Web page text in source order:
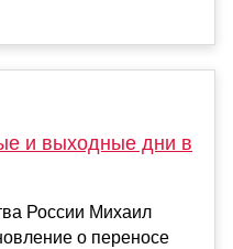
и выходные дни в
России Михаил
о переносе